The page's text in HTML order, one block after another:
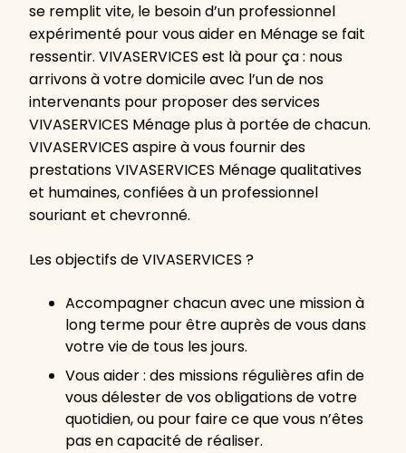
se remplit vite, le besoin d’un professionnel
expérimenté pour vous aider en Ménage se fait
ressentir. VIVASERVICES est là pour ça : nous
arrivons à votre domicile avec l’un de nos
intervenants pour proposer des services
VIVASERVICES Ménage plus à portée de chacun.
VIVASERVICES aspire à vous fournir des
prestations VIVASERVICES Ménage qualitatives
et humaines, confiées à un professionnel
souriant et chevronné.
Les objectifs de VIVASERVICES ?
Accompagner chacun avec une mission à
long terme pour être auprès de vous dans
votre vie de tous les jours.
Vous aider : des missions régulières afin de
vous délester de vos obligations de votre
quotidien, ou pour faire ce que vous n’êtes
pas en capacité de réaliser.